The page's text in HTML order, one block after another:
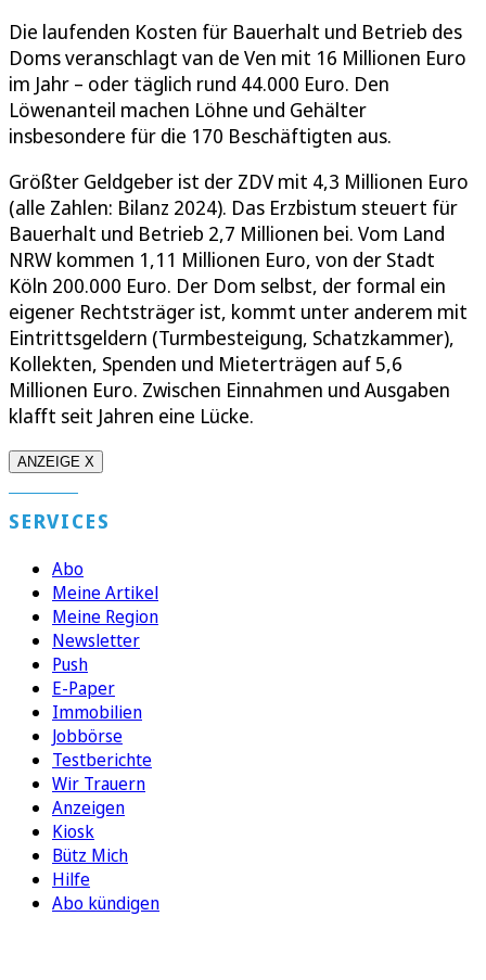
Die laufenden Kosten für Bauerhalt und Betrieb des
Doms veranschlagt van de Ven mit 16 Millionen Euro
im Jahr – oder täglich rund 44.000 Euro. Den
Löwenanteil machen Löhne und Gehälter
insbesondere für die 170 Beschäftigten aus.
Größter Geldgeber ist der ZDV mit 4,3 Millionen Euro
(alle Zahlen: Bilanz 2024). Das Erzbistum steuert für
Bauerhalt und Betrieb 2,7 Millionen bei. Vom Land
NRW kommen 1,11 Millionen Euro, von der Stadt
Köln 200.000 Euro. Der Dom selbst, der formal ein
eigener Rechtsträger ist, kommt unter anderem mit
Eintrittsgeldern (Turmbesteigung, Schatzkammer),
Kollekten, Spenden und Mieterträgen auf 5,6
Millionen Euro. Zwischen Einnahmen und Ausgaben
klafft seit Jahren eine Lücke.
ANZEIGE X
SERVICES
Abo
Meine Artikel
Meine Region
Newsletter
Push
E-Paper
Immobilien
Jobbörse
Testberichte
Wir Trauern
Anzeigen
Kiosk
Bütz Mich
Hilfe
Abo kündigen